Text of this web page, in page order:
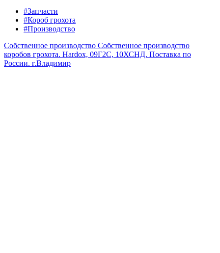
#Запчасти
#Короб грохота
#Производство
Собственное производство Собственное производство
коробов грохота. Hardox, 09Г2С, 10ХСНД. Поставка по
России. г.Владимир